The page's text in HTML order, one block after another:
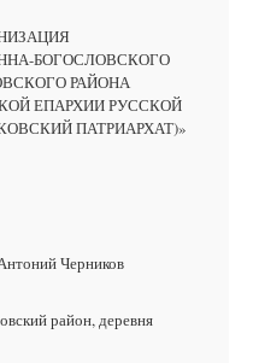
БОГОСЛОВСКОГО
РАЙОНА
ЕПАРХИИ РУССКОЙ
ПАТРИАРХАТ)»
Черников
район, деревня